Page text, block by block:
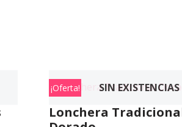
SIN EXISTENCIAS
¡Oferta!
Lonchera